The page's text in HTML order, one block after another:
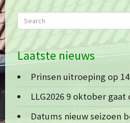
Laatste nieuws
Prinsen uitroeping op
LLG2026 9 oktober gaat
Datums nieuw seizoen